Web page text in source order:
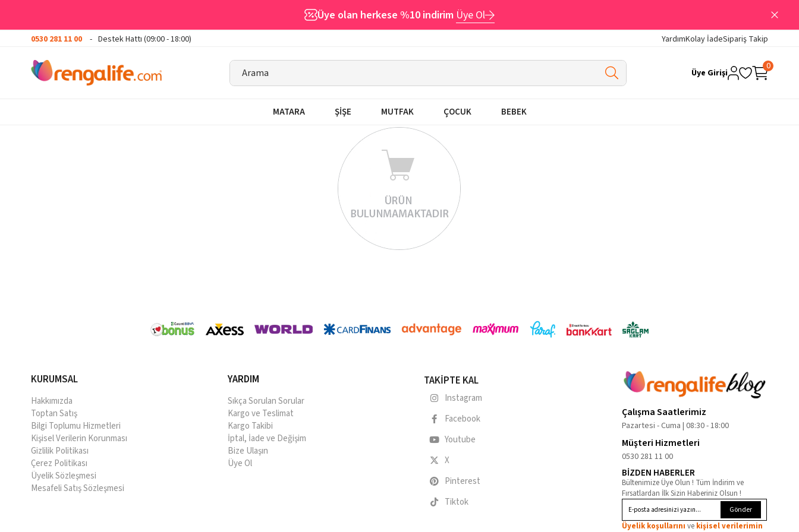
Üye olan herkese %10 indirim Üye Ol
0530 281 11 00 Destek Hattı (09:00 - 18:00) YardımKolay İadeSipariş Takip
Üye Girişi
0
MATARA ŞİŞE MUTFAK ÇOCUK BEBEK
KURUMSAL
Hakkımızda
Toptan Satış
Bilgi Toplumu Hizmetleri
Kişisel Verilerin Korunması
Gizlilik Politikası
Çerez Politikası
Üyelik Sözleşmesi
Mesafeli Satış Sözleşmesi
YARDIM
Sıkça Sorulan Sorular
Kargo ve Teslimat
Kargo Takibi
İptal, İade ve Değişim
Bize Ulaşın
Üye Ol
TAKİPTE KAL
Instagram
Facebook
Youtube
X
Pinterest
Tiktok
Çalışma Saatlerimiz
Pazartesi - Cuma | 08:30 - 18:00
Müşteri Hizmetleri
0530 281 11 00
BİZDEN HABERLER
Bültenimize Üye Olun ! Tüm İndirim ve
Fırsatlardan İlk Sizin Haberiniz Olsun !
Gönder
Üyelik koşullarını ve kişisel verilerimin